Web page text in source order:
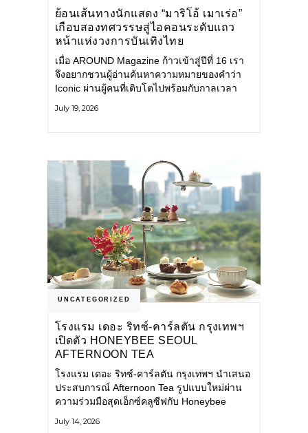
ย้อนเส้นทางนักแสดง “มาริโอ้ เมาเร่อ”
เกือบสองทศวรรษสู่ไอคอนระดับแถว
หน้าแห่งวงการบันเทิงไทย
เมื่อ AROUND Magazine ก้าวเข้าสู่ปีที่ 16 เรา
จึงอยากชวนผู้อ่านค้นหาความหมายของคำว่า
Iconic ผ่านผู้คนที่เติบโตไปพร้อมกับกาลเวลา
คือ มาริโอ้ เมาเร่อ
July 19, 2026
UNCATEGORIZED
โรงแรม เดอะ ริทซ์-คาร์ลตัน กรุงเทพฯ
เปิดตัว HONEYBEE SEOUL
AFTERNOON TEA
COLLABORATION ณ คาเลโอ
(CALEŌ) ชวนสัมผัสเสน่ห์ของขนม
หวานร่วมสมัยจากกรุงโซล
โรงแรม เดอะ ริทซ์-คาร์ลตัน กรุงเทพฯ นำเสนอ
ประสบการณ์ Afternoon Tea รูปแบบใหม่ผ่าน
ความร่วมมือสุดเอ็กซ์คลูซีฟกับ Honeybee
ดังจากกรุงโซล นำโดยเชฟอึนจอง
July 14, 2026